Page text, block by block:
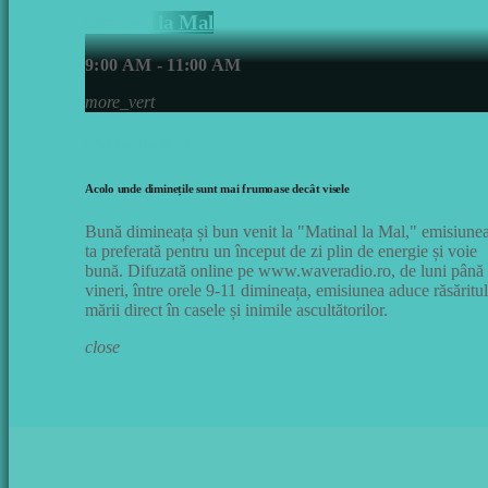
Matinal la Mal
9:00 AM - 11:00 AM
more_vert
Acolo unde diminețile sunt mai frumoase decât visele
Bună dimineața și bun venit la "Matinal la Mal,"
ta preferată pentru un început de zi plin de energie și voie
bună. Difuzată online pe www.waveradio.ro, de luni până
vineri, între orele 9-11 dimineața, emisiunea aduce răsăritul
mării direct în casele și inimile ascultătorilor.
close